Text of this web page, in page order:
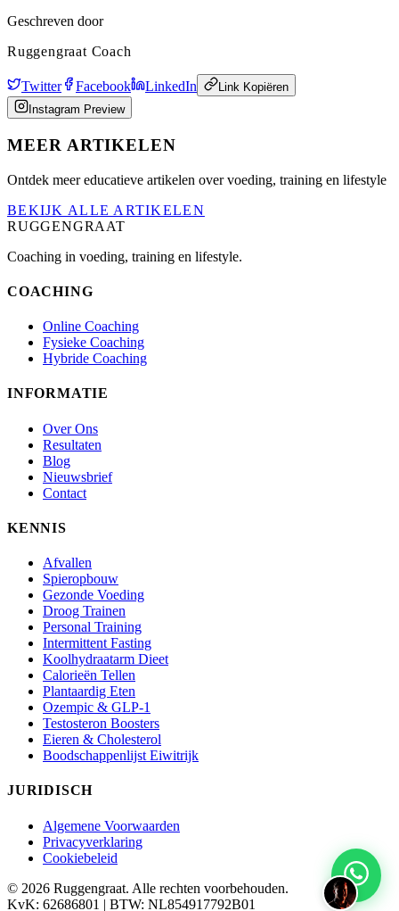
Geschreven door
Ruggengraat Coach
Twitter Facebook LinkedIn
Link Kopiëren
Instagram Preview
MEER ARTIKELEN
Ontdek meer educatieve artikelen over voeding, training en lifestyle
BEKIJK ALLE ARTIKELEN
RUGGENGRAAT
Coaching in voeding, training en lifestyle.
COACHING
Online Coaching
Fysieke Coaching
Hybride Coaching
INFORMATIE
Over Ons
Resultaten
Blog
Nieuwsbrief
Contact
KENNIS
Afvallen
Spieropbouw
Gezonde Voeding
Droog Trainen
Personal Training
Intermittent Fasting
Koolhydraatarm Dieet
Calorieën Tellen
Plantaardig Eten
Ozempic & GLP-1
Testosteron Boosters
Eieren & Cholesterol
Boodschappenlijst Eiwitrijk
JURIDISCH
Algemene Voorwaarden
Privacyverklaring
Cookiebeleid
© 2026 Ruggengraat. Alle rechten voorbehouden.
KvK: 62686801 | BTW: NL854917792B01